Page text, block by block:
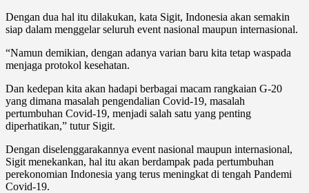
Dengan dua hal itu dilakukan, kata Sigit, Indonesia akan semakin
siap dalam menggelar seluruh event nasional maupun internasional.
“Namun demikian, dengan adanya varian baru kita tetap waspada
menjaga protokol kesehatan.
Dan kedepan kita akan hadapi berbagai macam rangkaian G-20
yang dimana masalah pengendalian Covid-19, masalah
pertumbuhan Covid-19, menjadi salah satu yang penting
diperhatikan,” tutur Sigit.
Dengan diselenggarakannya event nasional maupun internasional,
Sigit menekankan, hal itu akan berdampak pada pertumbuhan
perekonomian Indonesia yang terus meningkat di tengah Pandemi
Covid-19.